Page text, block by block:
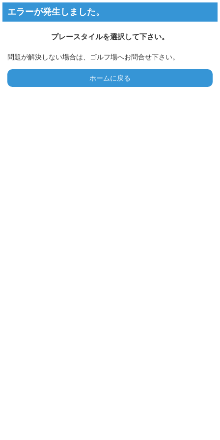
エラーが発生しました。
プレースタイルを選択して下さい。
問題が解決しない場合は、ゴルフ場へお問合せ下さい。
ホームに戻る